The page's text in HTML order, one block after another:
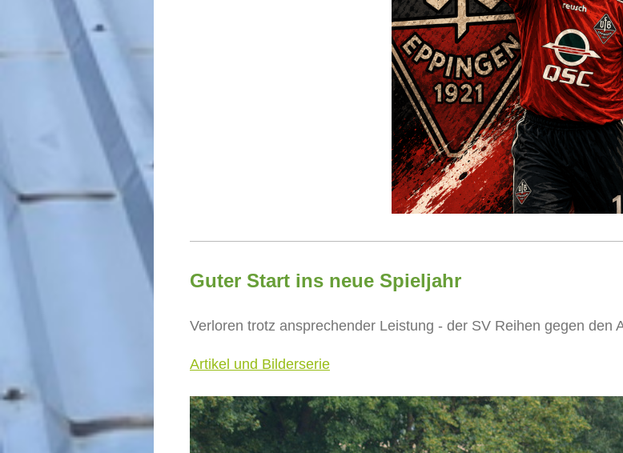
Guter Start ins neue Spieljahr
Verloren trotz ansprechender Leistung - der SV Reihen gegen den
Artikel und Bilderserie